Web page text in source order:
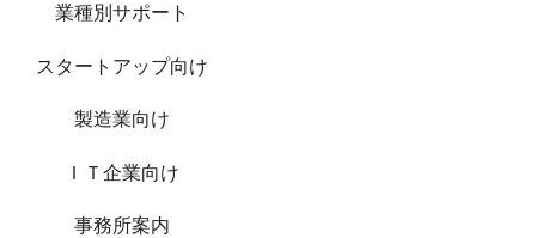
業種別サポート
スタートアップ向け
製造業向け
ＩＴ企業向け
事務所案内